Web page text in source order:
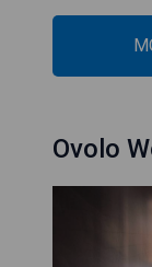
Ovolo